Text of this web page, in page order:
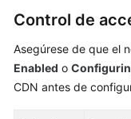
Control de
Asegúrese de que el
Enabled o
CDN antes de